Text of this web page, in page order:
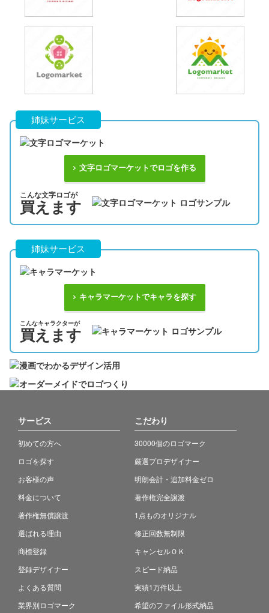
姉妹サービス
文字ロゴマーケットでロゴを作る
こんな文字ロゴが
買えます
姉妹サービス
キャラマーケットでキャラを探す
こんなキャラクターが
買えます
サービス
初めての方へ
ロゴを探す
お客様の声
料金について
著作権無償譲渡
選ばれる理由
商標登録
登録デザイナー
よくある質問
業界別ロゴマーク
こだわり
30000個のロゴマーク
厳選プロデザイナー
明朗会計・追加料金ゼロ
著作権完全譲渡
1点ものオリジナル
修正回数無制限
キャンセルＯＫ
スピード納品
実績1万件以上
希望のファイル形式納品